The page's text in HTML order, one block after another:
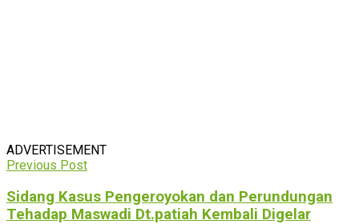
ADVERTISEMENT
Previous Post
Sidang Kasus Pengeroyokan dan Perundungan
Tehadap Maswadi Dt.patiah Kembali Digelar